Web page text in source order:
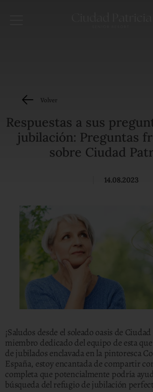
Volver
Respuestas a sus
jubilación: Preguntas
sobre Ciudad
14.08.2023
¡Saludos desde el soleado oasis de
miembro dedicado del equipo de esta
de jubilados enclavada en la pintoresca
España, estoy encantada de compartir
completa que potencialmente podría
búsqueda del refugio de jubilación